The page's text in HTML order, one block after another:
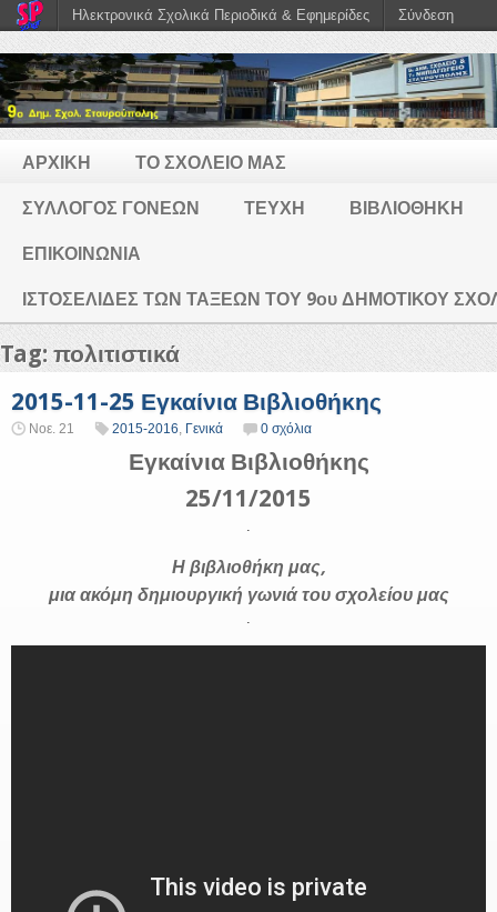
ΑΡΧΙΚΗ ΤΟ ΣΧΟΛΕΙΟ ΜΑΣ
ΣΥΛΛΟΓΟΣ ΓΟΝΕΩΝ ΤΕΥΧΗ ΒΙΒΛΙΟΘΗΚΗ
ΕΠΙΚΟΙΝΩΝΙΑ
ΙΣΤΟΣΕΛΙΔΕΣ ΤΩΝ ΤΑΞΕΩΝ ΤΟΥ 9ου ΔΗΜΟΤΙΚΟΥ
Tag: πολιτιστικά
2015-11-25 Εγκαίνια Βιβλιοθήκης
Νοε. 21 2015-2016 Γενικά 0 σχόλια
Εγκαίνια Βιβλιοθήκης
25/11/2015
Η βιβλιοθήκη μας,
μια ακόμη δημιουργική γωνιάτου σχολείου μας
Ηλεκτρονικά Σχολικά Περιοδικά & Εφημερίδες Σύνδεση